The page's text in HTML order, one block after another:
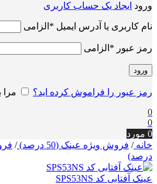
ورود ایجاد یک حساب کاربری
نام کاربری یا آدرس ایمیل * الزامی
رمز عبور * الزامی
ورود
رمز عبور را فراموش کرده اید؟
مرا
0
0
0 مورد
خانه/ فروش ویژه عینک (50 درصد) /
درصد)
عینک آفتابی کد SPS53NS